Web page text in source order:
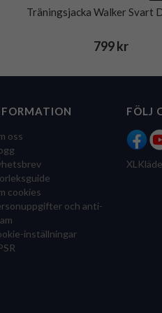
Träningsjacka Walker Svart
799 kr
oss
cookies
och anti-
inställningar
FÖLJ